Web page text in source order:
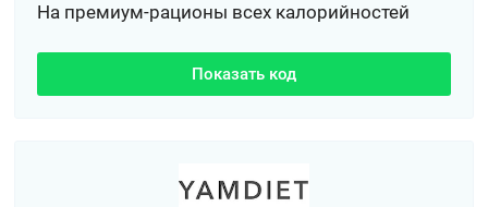
На премиум-рационы всех калорийностей
Показать код